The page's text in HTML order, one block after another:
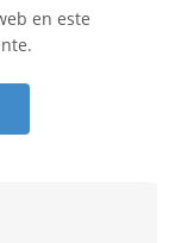
en este